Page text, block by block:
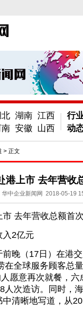
湖南 江西
安徽 山西
行
动
> 正文
港上市 去年营收
华中企业新闻网 2018-05-19
去年营收总额首
2亿元
（17日）在港交
在全球服务顾客总
愿意再次就餐，
人次造访。同时，
清晰地写道，从